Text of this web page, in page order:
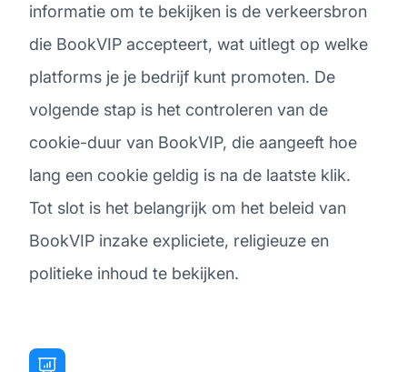
informatie om te bekijken is de verkeersbron
die BookVIP accepteert, wat uitlegt op welke
platforms je je bedrijf kunt promoten. De
volgende stap is het controleren van de
cookie-duur van BookVIP, die aangeeft hoe
lang een cookie geldig is na de laatste klik.
Tot slot is het belangrijk om het beleid van
BookVIP inzake expliciete, religieuze en
politieke inhoud te bekijken.